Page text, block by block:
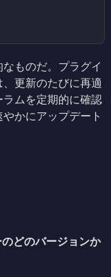
ものだ。プラグイ
更新のたびに再適
ムを定期的に確認
かにアップデート
どのバージョンか